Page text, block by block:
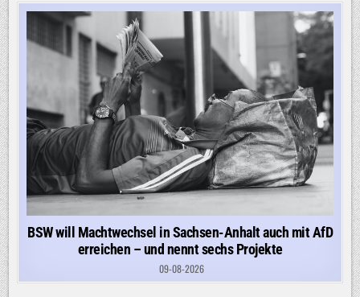
BSW will Machtwechsel in Sachsen-Anhalt auch mit AfD
erreichen – und nennt sechs Projekte
09-08-2026